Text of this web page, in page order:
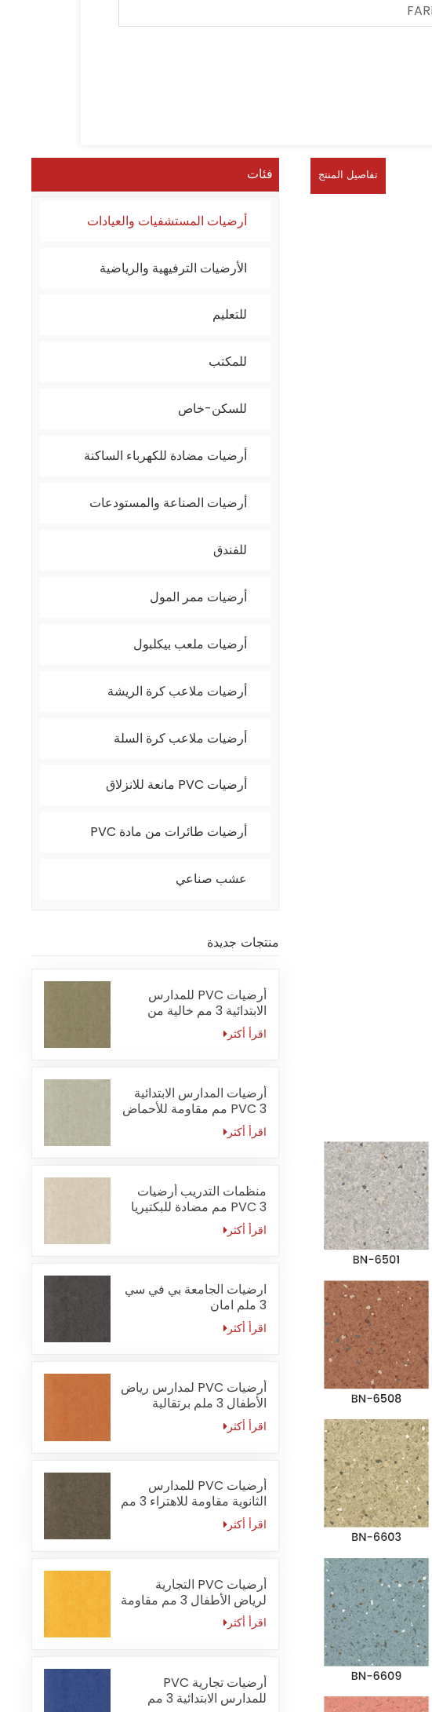
فئات
أرضيات المستشفيات والعيادات
الأرضيات الترفيهية والرياضية
للتعليم
للمكتب
للسكن-خاص
أرضيات مضادة للكهرباء الساكنة
أرضيات الصناعة والمستودعات
للفندق
أرضيات ممر المول
أرضيات ملعب بيكلبول
أرضيات ملاعب كرة الريشة
أرضيات ملاعب كرة السلة
أرضيات PVC مانعة للانزلاق
أرضيات طائرات من مادة PVC
عشب صناعي
منتجات جديدة
أرضيات PVC للمدارس
الابتدائية 3 مم خالية من
الفورمالديهايد
اقرأ أكثر
أرضيات المدارس الابتدائية
PVC 3 مم مقاومة للأحماض
والقلويات
اقرأ أكثر
منظمات التدريب أرضيات
PVC 3 مم مضادة للبكتيريا
اقرأ أكثر
ارضيات الجامعة بي في سي
3 ملم امان
اقرأ أكثر
أرضيات PVC لمدارس رياض
الأطفال 3 ملم برتقالية
مقاومة للحريق
اقرأ أكثر
أرضيات PVC للمدارس
الثانوية مقاومة للاهتراء 3 مم
اقرأ أكثر
أرضيات PVC التجارية
لرياض الأطفال 3 مم مقاومة
للماء
اقرأ أكثر
أرضيات تجارية PVC
للمدارس الابتدائية 3 مم
تفاصيل المنتج